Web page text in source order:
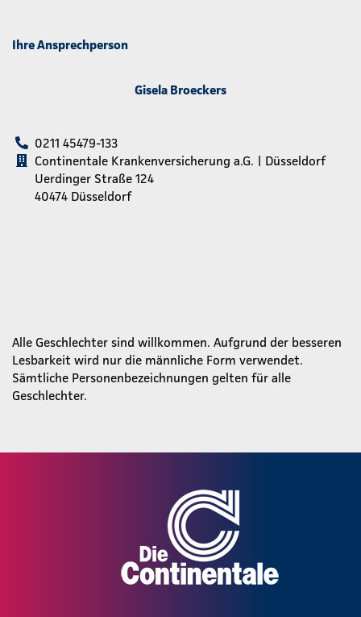
Ihre Ansprechperson
Gisela Broeckers
0211 45479-133
Continentale Krankenversicherung a.G. | Düsseldorf
Uerdinger Straße 124
40474 Düsseldorf
Alle Geschlechter sind willkommen. Aufgrund der besseren
Lesbarkeit wird nur die männliche Form verwendet.
Sämtliche Personenbezeichnungen gelten für alle
Geschlechter.